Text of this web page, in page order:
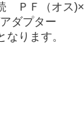
ＰＦ（オス
ダプター
なります。